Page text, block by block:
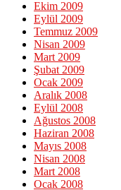
Ekim 2009
Eylül 2009
Temmuz 2009
Nisan 2009
Mart 2009
Şubat 2009
Ocak 2009
Aralık 2008
Eylül 2008
Ağustos 2008
Haziran 2008
Mayıs 2008
Nisan 2008
Mart 2008
Ocak 2008